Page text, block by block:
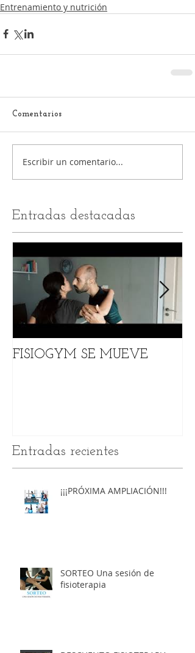
Entrenamiento y nutrición
Comentarios
Escribir un comentario...
Entradas destacadas
FISIOGYM SE MUEVE
Entradas recientes
¡¡¡PRÓXIMA AMPLIACIÓN!!!
SORTEO Una sesión de
fisioterapia